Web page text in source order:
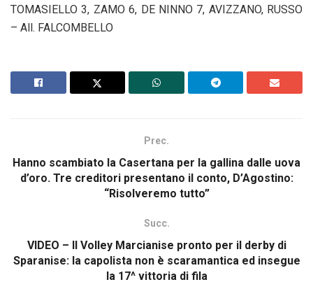
TOMASIELLO 3, ZAMO 6, DE NINNO 7, AVIZZANO, RUSSO
– All. FALCOMBELLO
Prec.
Hanno scambiato la Casertana per la gallina dalle uova
d’oro. Tre creditori presentano il conto, D’Agostino:
“Risolveremo tutto”
Succ.
VIDEO – Il Volley Marcianise pronto per il derby di
Sparanise: la capolista non è scaramantica ed insegue
la 17^ vittoria di fila